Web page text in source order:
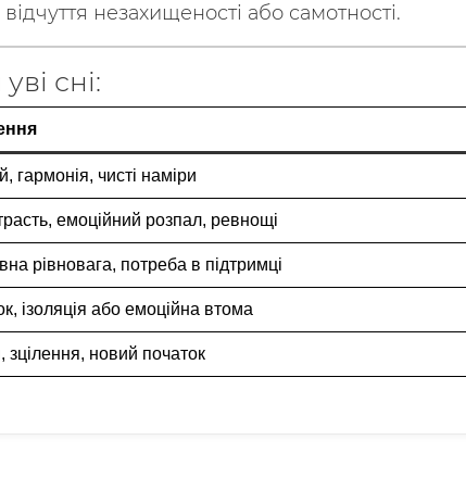
незахищеності або самотності.
сні:
гармонія, чисті наміри
емоційний розпал, ревнощі
рівновага, потреба в підтримці
ізоляція або емоційна втома
зцілення, новий початок